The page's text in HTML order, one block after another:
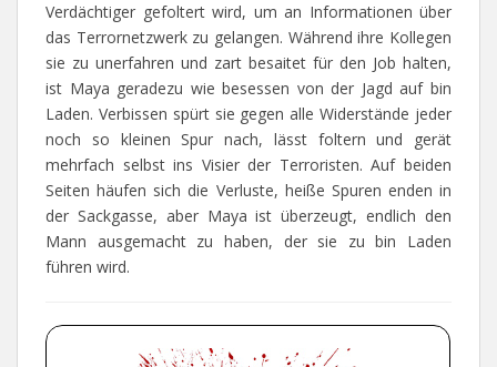
Verdächtiger gefoltert wird, um an Informationen über
das Terrornetzwerk zu gelangen. Während ihre Kollegen
sie zu unerfahren und zart besaitet für den Job halten,
ist Maya geradezu wie besessen von der Jagd auf bin
Laden. Verbissen spürt sie gegen alle Widerstände jeder
noch so kleinen Spur nach, lässt foltern und gerät
mehrfach selbst ins Visier der Terroristen. Auf beiden
Seiten häufen sich die Verluste, heiße Spuren enden in
der Sackgasse, aber Maya ist überzeugt, endlich den
Mann ausgemacht zu haben, der sie zu bin Laden
führen wird.